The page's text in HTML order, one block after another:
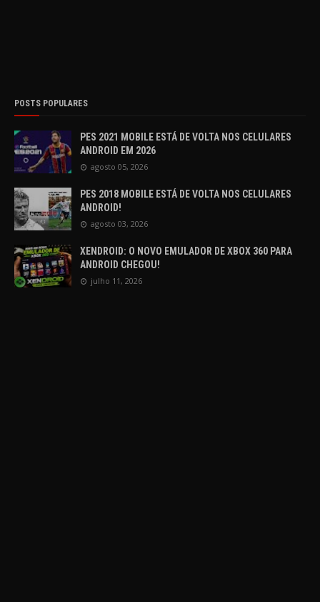
POSTS POPULARES
PES 2021 MOBILE ESTÁ DE VOLTA NOS CELULARES
ANDROID EM 2026
agosto 05, 2026
PES 2018 MOBILE ESTÁ DE VOLTA NOS CELULARES
ANDROID!
agosto 03, 2026
XENDROID: O NOVO EMULADOR DE XBOX 360 PARA
ANDROID CHEGOU!
julho 11, 2026